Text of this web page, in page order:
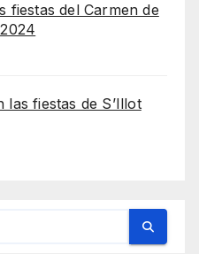
fiestas del Carmen de
las fiestas de S’Illot